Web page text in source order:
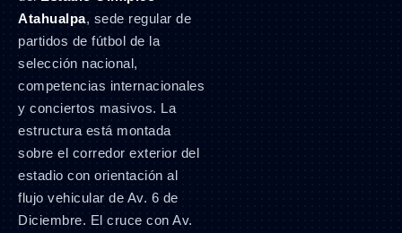
Atahualpa, sede regular de
partidos de fútbol de la
selección nacional,
competencias internacionales
y conciertos masivos. La
estructura está montada
sobre el corredor exterior del
estadio con orientación al
flujo vehicular de Av. 6 de
Diciembre. El cruce con Av.